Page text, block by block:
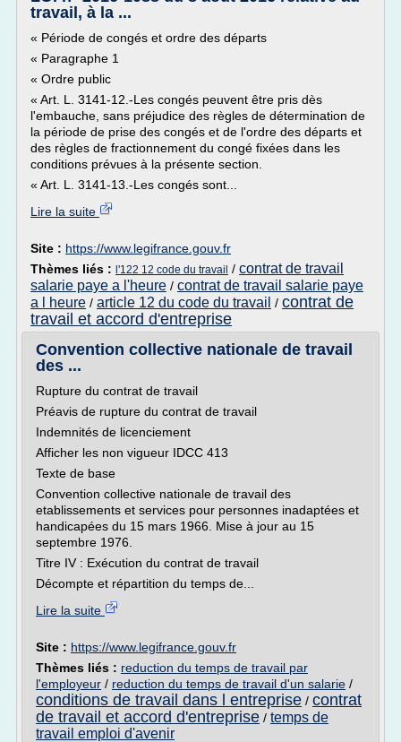
travail, à la ...
« Période de congés et ordre des départs
« Paragraphe 1
« Ordre public
« Art. L. 3141-12.-Les congés peuvent être pris dès
l'embauche, sans préjudice des règles de détermination de
la période de prise des congés et de l'ordre des départs et
des règles de fractionnement du congé fixées dans les
conditions prévues à la présente section.
« Art. L. 3141-13.-Les congés sont...
Lire la suite
Site : https://www.legifrance.gouv.fr
Thèmes liés : l'122 12 code du travail / contrat de travail
salarie paye a l'heure / contrat de travail salarie paye
a l heure / article 12 du code du travail / contrat de
travail et accord d'entreprise
Convention collective nationale de travail
des ...
Rupture du contrat de travail
Préavis de rupture du contrat de travail
Indemnités de licenciement
Afficher les non vigueur IDCC 413
Texte de base
Convention collective nationale de travail des
etablissements et services pour personnes inadaptées et
handicapées du 15 mars 1966. Mise à jour au 15
septembre 1976.
Titre IV : Exécution du contrat de travail
Décompte et répartition du temps de...
Lire la suite
Site : https://www.legifrance.gouv.fr
Thèmes liés : reduction du temps de travail par
l'employeur / reduction du temps de travail d'un salarie /
conditions de travail dans l entreprise / contrat
de travail et accord d'entreprise / temps de
travail emploi d'avenir